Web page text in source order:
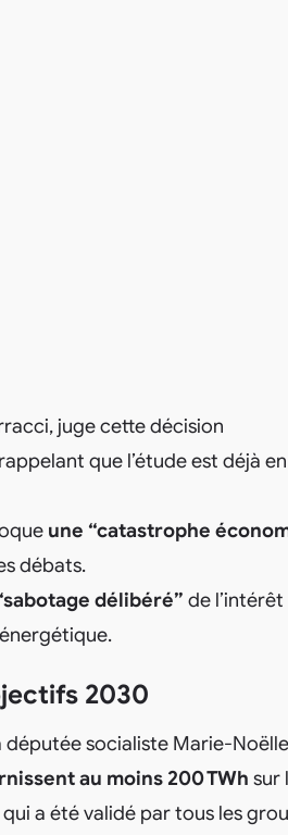
juge cette décision
que l’étude est déjà en
une “catastrophe
débats.
délibéré” de l’intérêt
2030
députée socialiste Marie‑Noëlle
au moins 200 TWh sur
qui a été validé par tous les